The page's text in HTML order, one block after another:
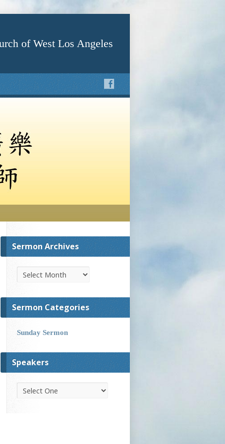
of West Los Angeles
Sermon Archives
Sermon Categories
Sunday Sermon
Speakers